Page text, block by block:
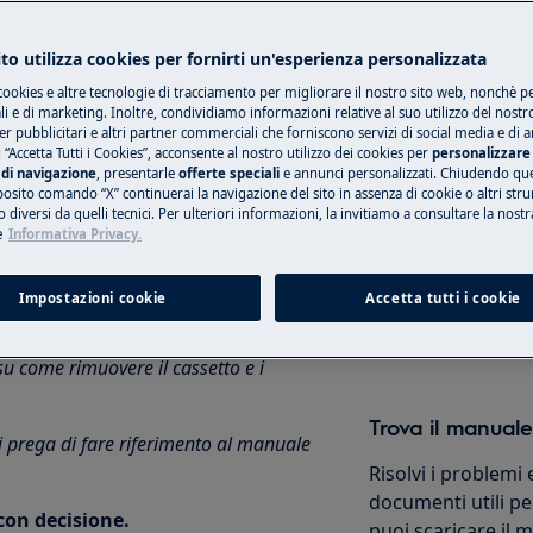
un dosaggio errato del detersivo o
detersivo secondo le istruzioni di
mostrano tutte le possibili varianti
come rimuovere il cassetto e i
prega di fare riferimento al manuale
decisione.
Prenota una
Ripara il tuo
nostri centri
Prenota
Trova il
Risolvi i problemi
documenti utili
utilizza cookies per fornirti un'esperienza personalizzata
e altre tecnologie di tracciamento per migliorare il nostro sito web, nonchè
e di marketing. Inoltre, condividiamo informazioni relative al suo utilizzo del
pubblicitari e altri partner commerciali che forniscono servizi di social media e di
“Accetta Tutti i Cookies”, acconsente al nostro utilizzo dei cookies per personalizzare
navigazione, presentarle offerte speciali e annunci personalizzati. Chiudendo
comando “X” continuerai la navigazione del sito in assenza di cookie o altri
diversi da quelli tecnici. Per ulteriori informazioni, la invitiamo a consultare la
Informativa Privacy.
Impostazioni cookie Accetta tutti i cookie